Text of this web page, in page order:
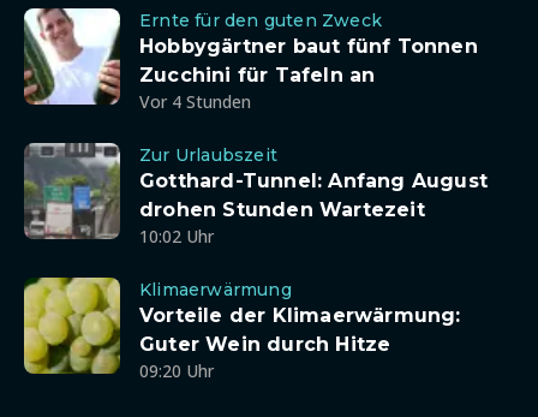
Ernte für den guten Zweck
Hobbygärtner baut fünf Tonnen
Zucchini für Tafeln an
Vor 4 Stunden
Zur Urlaubszeit
Gotthard-Tunnel: Anfang August
drohen Stunden Wartezeit
10:02 Uhr
Klimaerwärmung
Vorteile der Klimaerwärmung:
Guter Wein durch Hitze
09:20 Uhr